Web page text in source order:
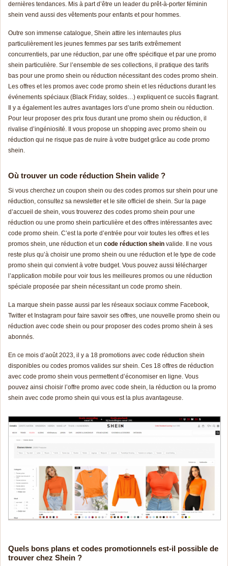
dernières tendances. Mis à part d’être un leader du prêt-à-porter féminin
shein vend aussi des vêtements pour enfants et pour hommes.
Outre son immense catalogue, Shein attire les internautes plus
particulièrement les jeunes femmes par ses tarifs extrêmement
concurrentiels, par une réduction, par une offre spécifique et par une promo
shein particulière. Sur l’ensemble de ses collections, il pratique des tarifs
bas pour une promo shein ou réduction nécessitant des codes promo shein.
Les offres et les promos avec code promo shein et les réductions durant les
événements spéciaux (Black Friday, soldes…) expliquent ce succès flagrant.
Il y a également les autres avantages lors d’une promo shein ou réduction.
Pour leur proposer des prix fous durant une promo shein ou réduction, il
rivalise d’ingéniosité. Il vous propose un shopping avec promo shein ou
réduction qui ne risque pas de nuire à votre budget grâce au code promo
shein.
Où trouver un code réduction Shein valide ?
Si vous cherchez un coupon shein ou des codes promos sur shein pour une
réduction, consultez sa newsletter et le site officiel de shein. Sur la page
d’accueil de shein, vous trouverez des codes promo shein pour une
réduction ou une promo shein particulière et des offres intéressantes avec
code promo shein. C’est la porte d’entrée pour voir toutes les offres et les
promos shein, une réduction et un code réduction shein valide. Il ne vous
reste plus qu’à choisir une promo shein ou une réduction et le type de code
promo shein qui convient à votre budget. Vous pouvez aussi télécharger
l’application mobile pour voir tous les meilleures promos ou une réduction
spéciale proposée par shein nécessitant un code promo shein.
La marque shein passe aussi par les réseaux sociaux comme Facebook,
Twitter et Instagram pour faire savoir ses offres, une nouvelle promo shein ou
réduction avec code shein ou pour proposer des codes promo shein à ses
abonnés.
En ce mois d’août 2023, il y a 18 promotions avec code réduction shein
disponibles ou codes promos valides sur shein. Ces 18 offres de réduction
avec code promo shein vous permettent d’économiser en ligne. Vous
pouvez ainsi choisir l’offre promo avec code shein, la réduction ou la promo
shein avec code promo shein qui vous est la plus avantageuse.
Quels bons plans et codes promotionnels est-il possible de
trouver chez Shein ?